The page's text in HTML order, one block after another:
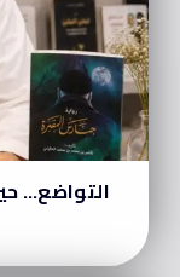
التواضع…